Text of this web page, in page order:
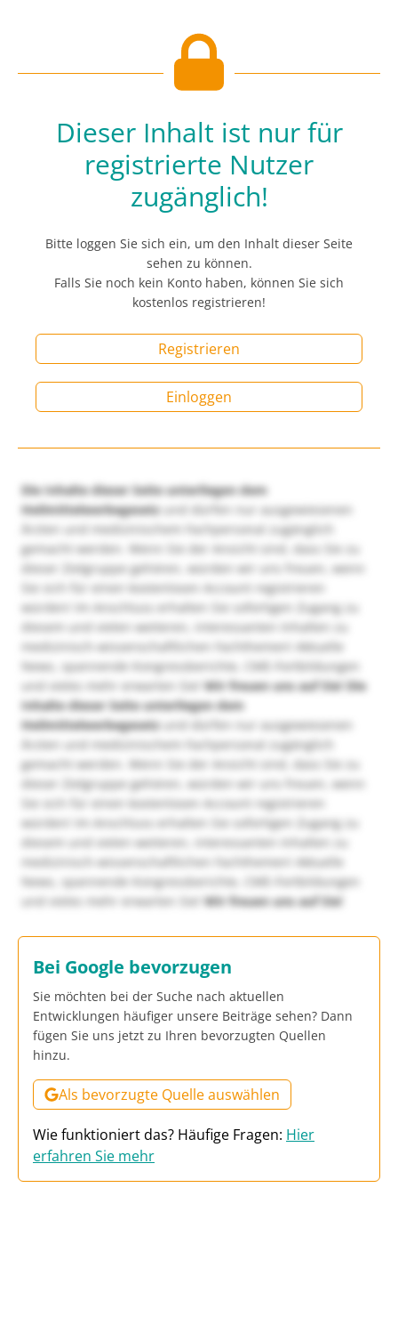
Dieser Inhalt ist nur für
registrierte Nutzer
zugänglich!
Bitte loggen Sie sich ein, um den Inhalt dieser Seite
sehen zu können.
Falls Sie noch kein Konto haben, können Sie sich
kostenlos registrieren!
Registrieren
Einloggen
Die Inhalte dieser Seite unterliegen dem
Heilmittelwerbegesetzund dürfen nur ausgewiesenen
Ärzten und medizinischem Fachpersonal zugänglich
gemacht werden. Wenn Sie der Ansicht sind, dass Sie zu
dieser Zielgruppe gehören, würden wir uns freuen, wenn
Sie sich für einen kostenlosen Account registrieren
würden! Im Anschluss erhalten Sie sofortigen Zugang zu
diesem und vielen weiteren, interessanten Inhalten zu
medizinisch-wissenschaftlichen Fachthemen! Aktuelle
News, spannende Kongressberichte, CME-Fortbildungen
und vieles mehr erwarten Sie!Wir freuen uns auf Sie! Die
Inhalte dieser Seite unterliegen dem
Heilmittelwerbegesetzund dürfen nur ausgewiesenen
Ärzten und medizinischem Fachpersonal zugänglich
gemacht werden. Wenn Sie der Ansicht sind, dass Sie zu
dieser Zielgruppe gehören, würden wir uns freuen, wenn
Sie sich für einen kostenlosen Account registrieren
würden! Im Anschluss erhalten Sie sofortigen Zugang zu
diesem und vielen weiteren, interessanten Inhalten zu
medizinisch-wissenschaftlichen Fachthemen! Aktuelle
News, spannende Kongressberichte, CME-Fortbildungen
und vieles mehr erwarten Sie!Wir freuen uns auf Sie!
Bei Google bevorzugen
Sie möchten bei der Suche nach aktuellen
Entwicklungen häufiger unsere Beiträge sehen? Dann
fügen Sie uns jetzt zu Ihren bevorzugten Quellen
hinzu.
Als bevorzugte Quelle auswählen
Wie funktioniert das? Häufige Fragen: Hier
erfahren Sie mehr